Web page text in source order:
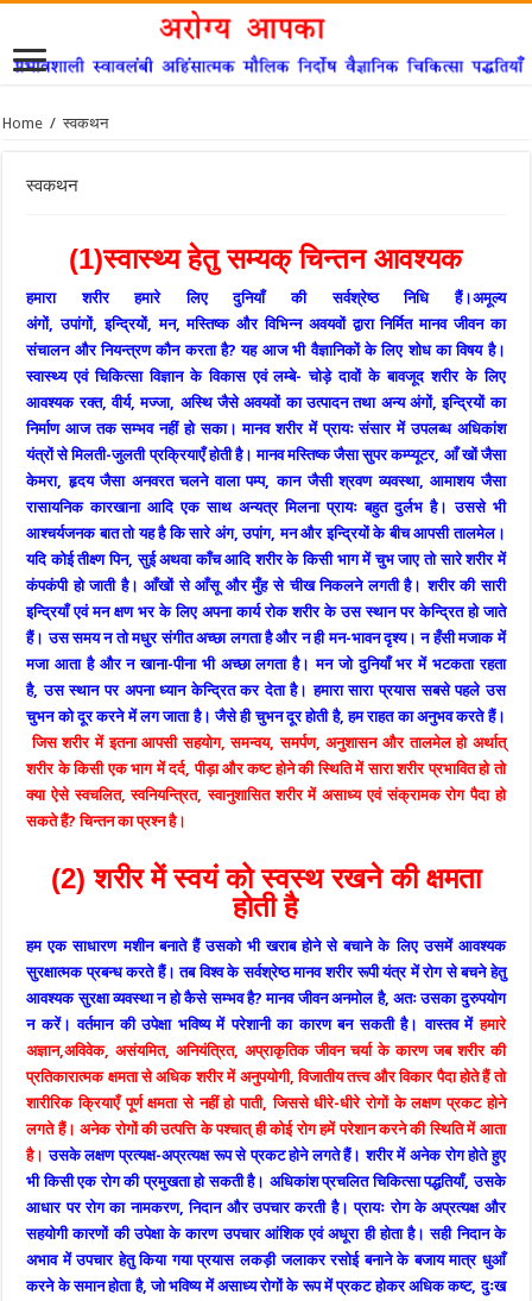
Home / स्वकथन
स्वकथन
(1)स्वास्थ्य हेतु सम्यक् चिन्तन आवश्यक
हमारा शरीर हमारे लिए दुनियाँ की सर्वश्रेष्ठ निधि हैं।अमूल्य
अंगों, उपांगों, इन्द्रियों, मन, मस्तिष्क और विभिन्न अवयवों द्वारा निर्मित मानव जीवन का
संचालन और नियन्त्रण कौन करता है? यह आज भी वैज्ञानिकों के लिए शोध का विषय है।
स्वास्थ्य एवं चिकित्सा विज्ञान के विकास एवं लम्बे- चोड़े दावों के बावजूद शरीर के लिए
आवश्यक रक्त, वीर्य, मज्जा, अस्थि जैसे अवयवों का उत्पादन तथा अन्य अंगों, इन्द्रियों का
निर्माण आज तक सम्भव नहीं हो सका। मानव शरीर में प्रायः संसार में उपलब्ध अधिकांश
यंत्रों से मिलती-जुलती प्रक्रियाएँ होती है। मानव मस्तिष्क जैसा सुपर कम्प्यूटर, आँ खों जैसा
केमरा, हृदय जैसा अनवरत चलने वाला पम्प, कान जैसी श्रवण व्यवस्था, आमाशय जैसा
रासायनिक कारखाना आदि एक साथ अन्यत्र मिलना प्रायः बहुत दुर्लभ है। उससे भी
आश्चर्यजनक बात तो यह है कि सारे अंग, उपांग, मन और इन्द्रियों के बीच आपसी तालमेल।
यदि कोई तीक्ष्ण पिन, सुई अथवा काँच आदि शरीर के किसी भाग में चुभ जाए तो सारे शरीर में
कंपकंपी हो जाती है। आँखों से आँसू और मुँह से चीख निकलने लगती है। शरीर की सारी
इन्द्रियाँ एवं मन क्षण भर के लिए अपना कार्य रोक शरीर के उस स्थान पर केन्द्रित हो जाते
हैं। उस समय न तो मधुर संगीत अच्छा लगता है और न ही मन-भावन दृश्य। न हँसी मजाक में
मजा आता है और न खाना-पीना भी अच्छा लगता है। मन जो दुनियाँ भर में भटकता रहता
है, उस स्थान पर अपना ध्यान केन्द्रित कर देता है। हमारा सारा प्रयास सबसे पहले उस
चुभन को दूर करने में लग जाता है। जैसे ही चुभन दूर होती है, हम राहत का अनुभव करते हैं।
जिस शरीर में इतना आपसी सहयोग, समन्वय, समर्पण, अनुशासन और तालमेल हो अर्थात्
शरीर के किसी एक भाग में दर्द, पीड़ा और कष्ट होने की स्थिति में सारा शरीर प्रभावित हो तो
क्या ऐसे स्वचलित, स्वनियन्त्रित, स्वानुशासित शरीर में असाध्य एवं संक्रामक रोग पैदा हो
सकते हैं? चिन्तन का प्रश्न है।
(2) शरीर में स्वयं को स्वस्थ रखने की क्षमता
होती है
हम एक साधारण मशीन बनाते हैं उसको भी खराब होने से बचाने के लिए उसमें आवश्यक
सुरक्षात्मक प्रबन्ध करते हैं। तब विश्व के सर्वश्रेष्ठ मानव शरीर रूपी यंत्र में रोग से बचने हेतु
आवश्यक सुरक्षा व्यवस्था न हो कैसे सम्भव है? मानव जीवन अनमोल है, अतः उसका दुरुपयोग
न करें। वर्तमान की उपेक्षा भविष्य में परेशानी का कारण बन सकती है। वास्तव मेंहमारे
अज्ञान,अविवेक, असंयमित, अनियंत्रित, अप्राकृतिक जीवन चर्या के कारण जब शरीर की
प्रतिकारात्मक क्षमता से अधिक शरीर में अनुपयोगी, विजातीय तत्त्व और विकार पैदा होते हैं तो
शारीरिक क्रियाएँ पूर्ण क्षमता से नहीं हो पाती, जिससे धीरे-धीरे रोगों के लक्षण प्रकट होने
लगते हैं। अनेक रोगों की उत्पत्ति के पश्चात् ही कोई रोग हमें परेशान करने की स्थिति में आता
है। उसके लक्षण प्रत्यक्ष-अप्रत्यक्ष रूप से प्रकट होने लगते हैं। शरीर में अनेक रोग होते हुए
भी किसी एक रोग की प्रमुखता हो सकती है। अधिकांश प्रचलित चिकित्सा पद्धतियाँ, उसके
आधार पर रोग का नामकरण, निदान और उपचार करती है। प्रायः रोग के अप्रत्यक्ष और
सहयोगी कारणों की उपेक्षा के कारण उपचार आंशिक एवं अधूरा ही होता है। सही निदान के
अभाव में उपचार हेतु किया गया प्रयास लकड़ी जलाकर रसोई बनाने के बजाय मात्र धुआँ
करने के समान होता है, जो भविष्य में असाध्य रोगों के रूप में प्रकट होकर अधिक कष्ट, दुःख